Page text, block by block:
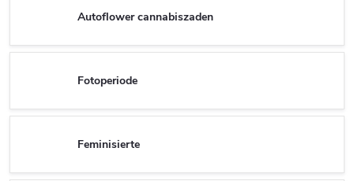
Autoflower cannabiszaden
Fotoperiode
Feminisierte